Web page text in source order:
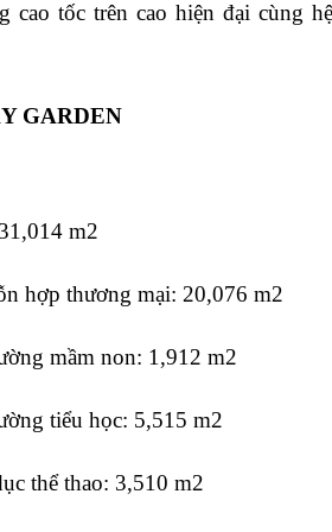
tốc trên cao hiện đại cùng
GARDEN
m2
hợp thương mại: 20,076 m2
mầm non: 1,912 m2
tiểu học: 5,515 m2
thể thao: 3,510 m2